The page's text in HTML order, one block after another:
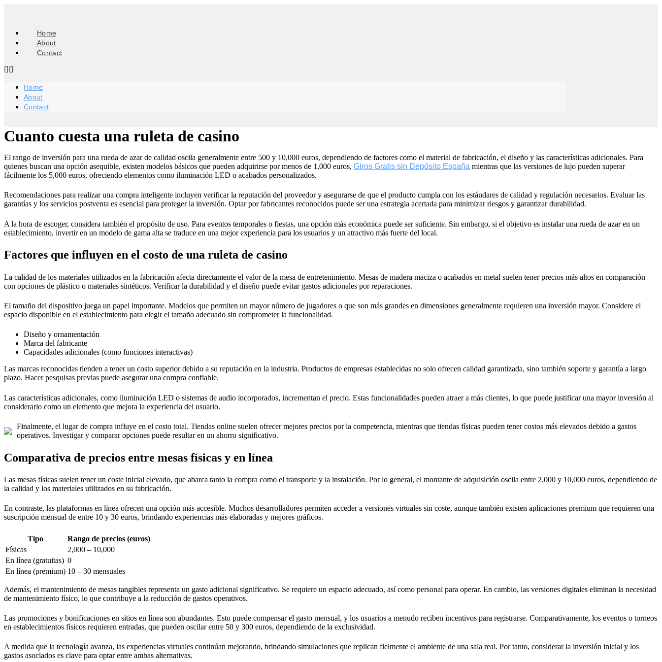
Home
About
Contact
Home
About
Contact
Cuanto cuesta una ruleta de casino
El rango de inversión para una rueda de azar de calidad oscila generalmente entre 500 y 10,000 euros, dependiendo de factores como el material de fabricación, el diseño y las características adicionales. Para
quienes buscan una opción asequible, existen modelos básicos que pueden adquirirse por menos de 1,000 euros, Giros Gratis sin Depósito España mientras que las versiones de lujo pueden superar
fácilmente los 5,000 euros, ofreciendo elementos como iluminación LED o acabados personalizados.
Recomendaciones para realizar una compra inteligente incluyen verificar la reputación del proveedor y asegurarse de que el producto cumpla con los estándares de calidad y regulación necesarios. Evaluar las
garantías y los servicios postventa es esencial para proteger la inversión. Optar por fabricantes reconocidos puede ser una estrategia acertada para minimizar riesgos y garantizar durabilidad.
A la hora de escoger, considera también el propósito de uso. Para eventos temporales o fiestas, una opción más económica puede ser suficiente. Sin embargo, si el objetivo es instalar una rueda de azar en un
establecimiento, invertir en un modelo de gama alta se traduce en una mejor experiencia para los usuarios y un atractivo más fuerte del local.
Factores que influyen en el costo de una ruleta de casino
La calidad de los materiales utilizados en la fabricación afecta directamente el valor de la mesa de entretenimiento. Mesas de madera maciza o acabados en metal suelen tener precios más altos en comparación
con opciones de plástico o materiales sintéticos. Verificar la durabilidad y el diseño puede evitar gastos adicionales por reparaciones.
El tamaño del dispositivo juega un papel importante. Modelos que permiten un mayor número de jugadores o que son más grandes en dimensiones generalmente requieren una inversión mayor. Considere el
espacio disponible en el establecimiento para elegir el tamaño adecuado sin comprometer la funcionalidad.
Diseño y ornamentación
Marca del fabricante
Capacidades adicionales (como funciones interactivas)
Las marcas reconocidas tienden a tener un costo superior debido a su reputación en la industria. Productos de empresas establecidas no solo ofrecen calidad garantizada, sino también soporte y garantía a largo
plazo. Hacer pesquisas previas puede asegurar una compra confiable.
Las características adicionales, como iluminación LED o sistemas de audio incorporados, incrementan el precio. Estas funcionalidades pueden atraer a más clientes, lo que puede justificar una mayor inversión al
considerarlo como un elemento que mejora la experiencia del usuario.
Finalmente, el lugar de compra influye en el costo total. Tiendas online suelen ofrecer mejores precios por la competencia, mientras que tiendas físicas pueden tener costos más elevados debido a gastos
operativos. Investigar y comparar opciones puede resultar en un ahorro significativo.
Comparativa de precios entre mesas físicas y en línea
Las mesas físicas suelen tener un coste inicial elevado, que abarca tanto la compra como el transporte y la instalación. Por lo general, el montante de adquisición oscila entre 2,000 y 10,000 euros, dependiendo de
la calidad y los materiales utilizados en su fabricación.
En contraste, las plataformas en línea ofrecen una opción más accesible. Muchos desarrolladores permiten acceder a versiones virtuales sin coste, aunque también existen aplicaciones premium que requieren una
suscripción mensual de entre 10 y 30 euros, brindando experiencias más elaboradas y mejores gráficos.
Tipo
Rango de precios (euros)
Físicas
2,000 – 10,000
En línea (gratuitas) 0
En línea (premium) 10 – 30 mensuales
Además, el mantenimiento de mesas tangibles representa un gasto adicional significativo. Se requiere un espacio adecuado, así como personal para operar. En cambio, las versiones digitales eliminan la necesidad
de mantenimiento físico, lo que contribuye a la reducción de gastos operativos.
Las promociones y bonificaciones en sitios en línea son abundantes. Esto puede compensar el gasto mensual, y los usuarios a menudo reciben incentivos para registrarse. Comparativamente, los eventos o torneos
en establecimientos físicos requieren entradas, que pueden oscilar entre 50 y 300 euros, dependiendo de la exclusividad.
A medida que la tecnología avanza, las experiencias virtuales continúan mejorando, brindando simulaciones que replican fielmente el ambiente de una sala real. Por tanto, considerar la inversión inicial y los
gastos asociados es clave para optar entre ambas alternativas.